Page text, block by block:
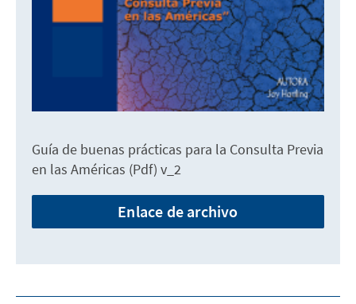
Guía de buenas prácticas para la Consulta Previa
en las Américas (Pdf) v_2
Enlace de archivo